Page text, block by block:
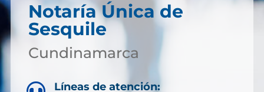
Notaría Única de
Sesquile
Cundinamarca
Líneas de atención: